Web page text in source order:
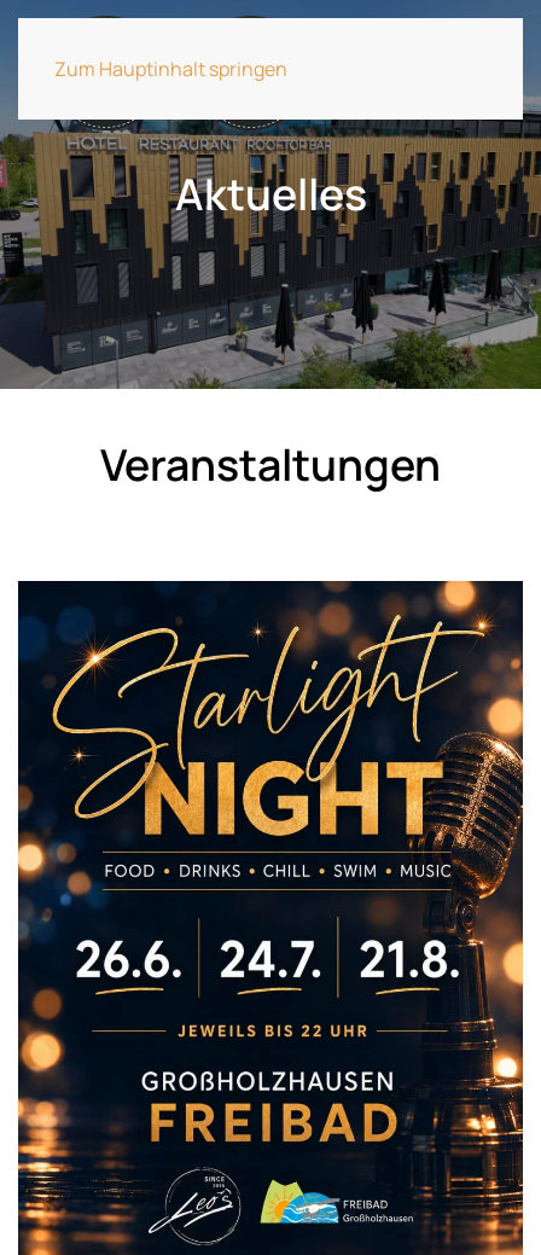
Zum Hauptinhalt springen
Aktuelles
Veranstaltungen